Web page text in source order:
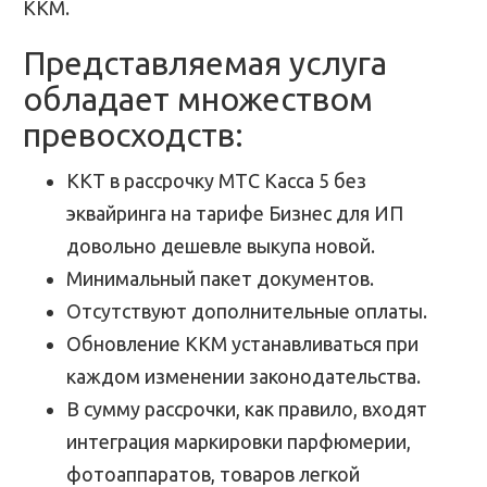
ККМ.
Представляемая услуга
обладает множеством
превосходств:
ККТ в рассрочку МТС Касса 5 без
эквайринга на тарифе Бизнес для ИП
довольно дешевле выкупа новой.
Минимальный пакет документов.
Отсутствуют дополнительные оплаты.
Обновление ККМ устанавливаться при
каждом изменении законодательства.
В сумму рассрочки, как правило, входят
интеграция маркировки парфюмерии,
фотоаппаратов, товаров легкой